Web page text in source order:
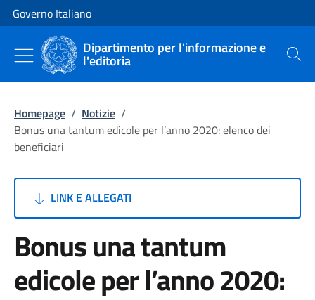
Vai al contenuto
Vai alla navigazione del sito
Governo Italiano
Dipartimento per l'informazione e
l'editoria Cerca
Homepage / Notizie /
Bonus una tantum edicole per l’anno 2020: elenco dei
beneficiari
LINK E ALLEGATI
Bonus una tantum
edicole per l’anno 2020: